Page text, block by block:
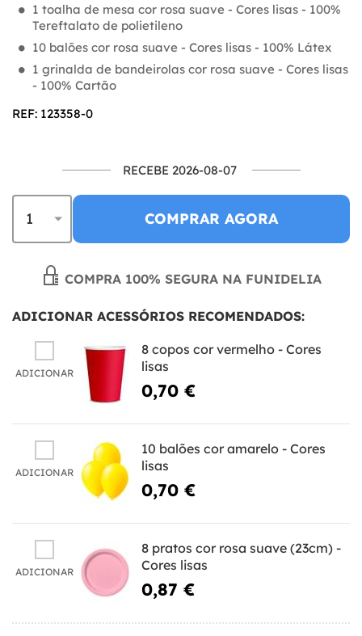
1 toalha de mesa cor rosa suave - Cores lisas - 100%
Tereftalato de polietileno
10 balões cor rosa suave - Cores lisas - 100% Látex
1 grinalda de bandeirolas cor rosa suave - Cores lisas
- 100% Cartão
REF: 123358-0
RECEBE 2026-08-07
COMPRAR AGORA
COMPRA 100% SEGURA NA FUNIDELIA
ADICIONAR ACESSÓRIOS RECOMENDADOS:
ADICIONAR
8 copos cor vermelho - Cores
lisas
0,70 €
ADICIONAR
10 balões cor amarelo - Cores
lisas
0,70 €
ADICIONAR
8 pratos cor rosa suave (23cm) -
Cores lisas
0,87 €